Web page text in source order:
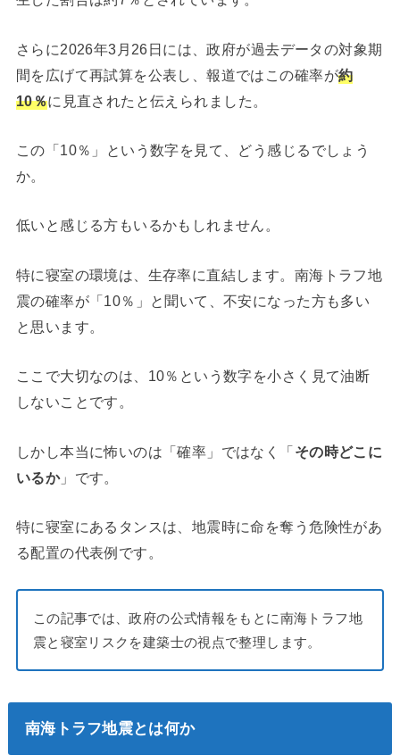
さらに2026年3月26日には、政府が過去データの対象期
間を広げて再試算を公表し、報道ではこの確率が約
10％に見直されたと伝えられました。
この「10％」という数字を見て、どう感じるでしょう
か。
低いと感じる方もいるかもしれません。
特に寝室の環境は、生存率に直結します。南海トラフ地
震の確率が「10％」と聞いて、不安になった方も多い
と思います。
ここで大切なのは、10％という数字を小さく見て油断
しないことです。
しかし本当に怖いのは「確率」ではなく「その時どこに
いるか」です。
特に寝室にあるタンスは、地震時に命を奪う危険性があ
る配置の代表例です。
この記事では、政府の公式情報をもとに南海トラフ地
震と寝室リスクを建築士の視点で整理します。
南海トラフ地震とは何か